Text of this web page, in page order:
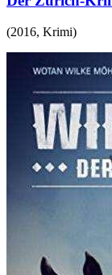
(2016, Krimi)